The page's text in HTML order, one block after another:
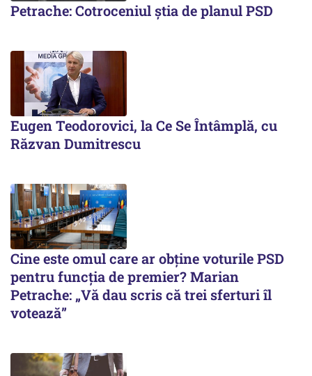
Petrache: Cotroceniul știa de planul PSD
Eugen Teodorovici, la Ce Se Întâmplă, cu
Răzvan Dumitrescu
Cine este omul care ar obține voturile PSD
pentru funcția de premier? Marian
Petrache: „Vă dau scris că trei sferturi îl
votează”